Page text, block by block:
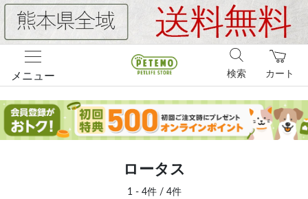
メニュー カート
検索
ロータス
1 - 4件 / 4件